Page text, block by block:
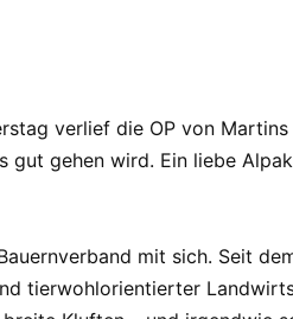
verlief die OP von
gut gehen wird. Ein liebe
mit sich. Seit
tierwohlorientierter